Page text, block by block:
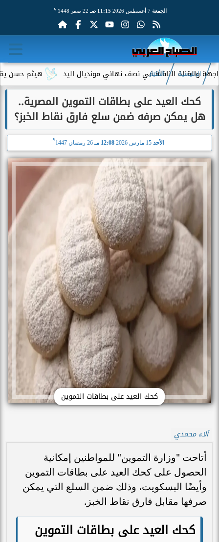
الجمعة 11:15 صـ 22 صفر 1448 هـ
هيثم حسن يقترب من الناقلة في نصف نهائي مونديال اليد
الرئيسية الأخبار
كحك العيد على بطاقات التموين المصرية..
هل يمكن صرفه ضمن سلع فارق نقاط الخبز؟
الأحد 15 مارس 2026 12:08 مـ 26 رمضان 1447
هـ
كحك العيد على بطاقات التموين
آلاء محمدي
أتاحت "وزارة التموين" للمواطنين إمكانية
الحصول على كحك العيد على بطاقات التموين
وأيضًا البسكويت، وذلك ضمن السلع التي يمكن
صرفها مقابل فارق نقاط الخبز.
كحك العيد على بطاقات التموين